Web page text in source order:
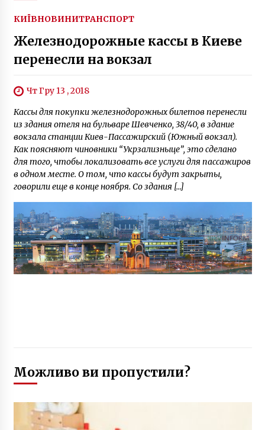
КИЇВНОВИНИТРАНСПОРТ
Железнодорожные кассы в Киеве
перенесли на вокзал
Чт Гру 13 , 2018
Кассы для покупки железнодорожных билетов перенесли
из здания отеля на бульваре Шевченко, 38/40, в здание
вокзала станции Киев-Пассажирский (Южный вокзал).
Как поясняют чиновники “Укрзализныце”, это сделано
для того, чтобы локализовать все услуги для пассажиров
в одном месте. О том, что кассы будут закрыты,
говорили еще в конце ноября. Со здания […]
Можливо ви пропустили?